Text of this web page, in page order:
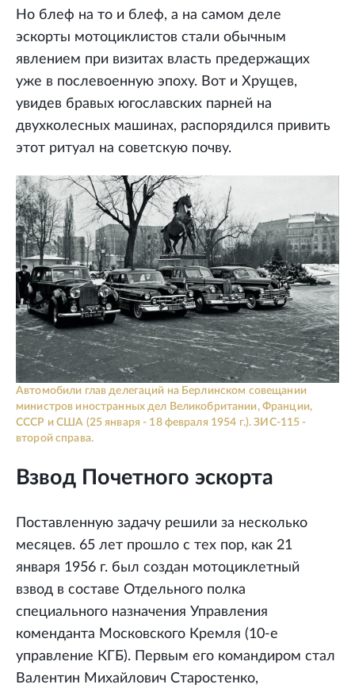
Но блеф на то и блеф, а на самом деле
эскорты мотоциклистов стали обычным
явлением при визитах власть предержащих
уже в послевоенную эпоху. Вот и Хрущев,
увидев бравых югославских парней на
двухколесных машинах, распорядился привить
этот ритуал на советскую почву.
Автомобили глав делегаций на Берлинском совещании
министров иностранных дел Великобритании, Франции,
СССР и США (25 января - 18 февраля 1954 г.). ЗИС-115 -
второй справа.
Взвод Почетного эскорта
Поставленную задачу решили за несколько
месяцев. 65 лет прошло с тех пор, как 21
января 1956 г. был создан мотоциклетный
взвод в составе Отдельного полка
специального назначения Управления
коменданта Московского Кремля (10-е
управление КГБ). Первым его командиром стал
Валентин Михайлович Старостенко,